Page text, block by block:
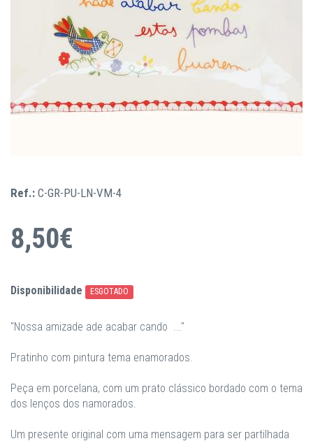
Ref.: C-GR-PU-LN-VM-4
8,50€
Disponibilidade ESGOTADO
"Nossa amizade ade acabar cando ..."
Pratinho com pintura tema enamorados.
Peça em porcelana, com um prato clássico bordado com o tema
dos lenços dos namorados.
Um presente original com uma mensagem para ser partilhada